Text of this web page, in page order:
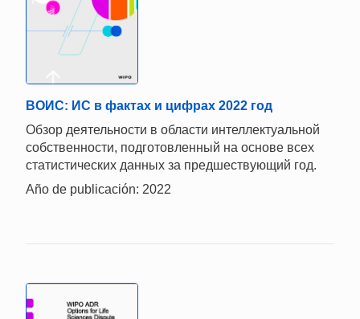
ВОИС: ИС в фактах и цифрах 2022 год
Обзор деятельности в области интеллектуальной
собственности, подготовленный на основе всех
статистических данных за предшествующий год.
Año de publicación: 2022